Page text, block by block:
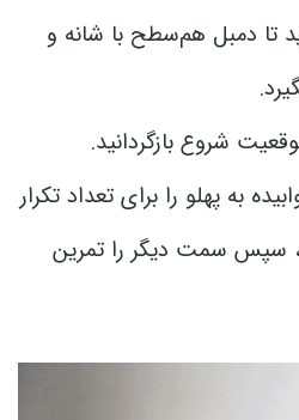
تا دمبل هم‌سطح با شانه و
شروع بازگردانید.
به پهلو را برای تعداد تکرار
سپس سمت دیگر را تمرین